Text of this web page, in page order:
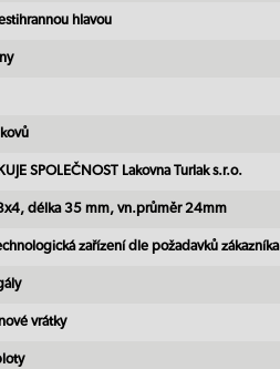
hlavou
SPOLEČNOST Lakovna Turlak s.r.o.
délka 35 mm, vn.průměr 24mm
zařízení dle požadavků zákazníka
vrátky